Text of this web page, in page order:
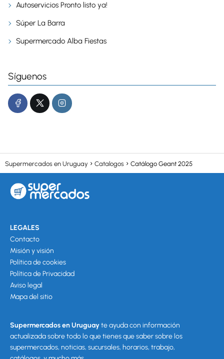
Autoservicios Pronto listo ya!
Súper La Barra
Supermercado Alba Fiestas
Síguenos
Supermercados en Uruguay Catalogos Catálogo Geant 2025
LEGALES
Contacto
Misión y visión
Política de cookies
Política de Privacidad
Aviso legal
Mapa del sitio
Supermercados en Uruguayte ayuda con información
actualizada sobre todo lo que tienes que saber sobre los
supermercados, noticias, sucursales, horarios, trabajo,